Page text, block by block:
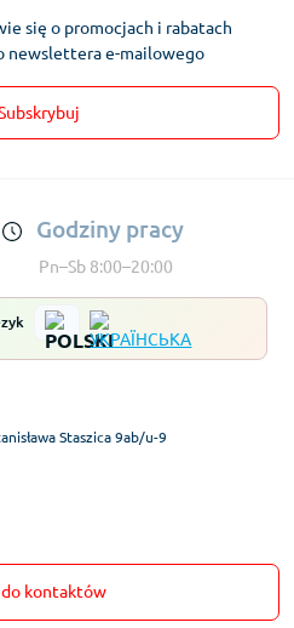
się o promocjach i rabatach
newslettera e-mailowego
Godziny pracy
Pn–Sb 8:00–20:00
Staszica 9ab/u-9
kontaktów